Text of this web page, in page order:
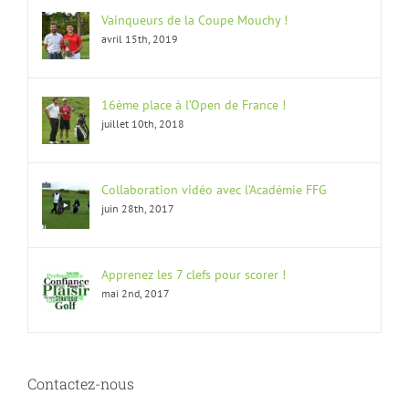
Vainqueurs de la Coupe Mouchy !
avril 15th, 2019
16ème place à l’Open de France !
juillet 10th, 2018
Collaboration vidéo avec l’Académie FFG
juin 28th, 2017
Apprenez les 7 clefs pour scorer !
mai 2nd, 2017
Contactez-nous